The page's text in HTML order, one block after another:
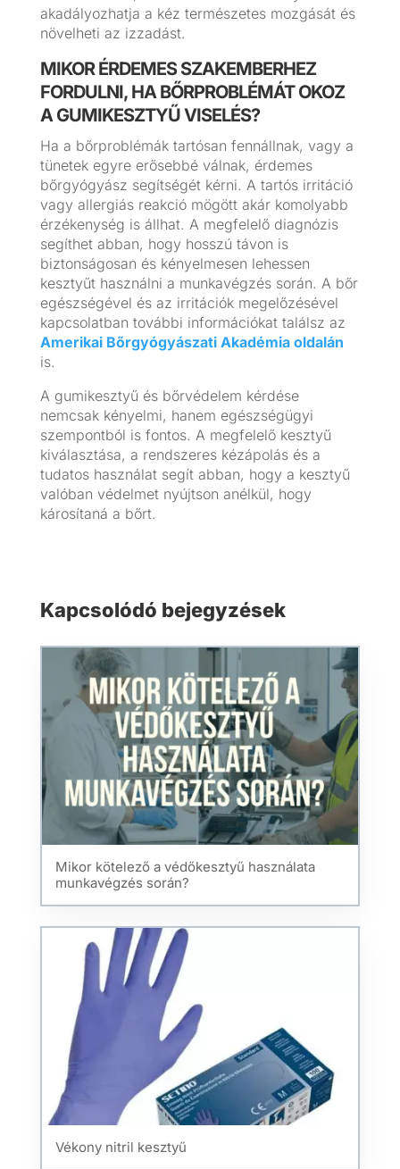
akadályozhatja a kéz természetes mozgását és
növelheti az izzadást.
MIKOR ÉRDEMES SZAKEMBERHEZ
FORDULNI, HA BŐRPROBLÉMÁT OKOZ
A GUMIKESZTYŰ VISELÉS?
Ha a bőrproblémák tartósan fennállnak, vagy a
tünetek egyre erősebbé válnak, érdemes
bőrgyógyász segítségét kérni. A tartós irritáció
vagy allergiás reakció mögött akár komolyabb
érzékenység is állhat. A megfelelő diagnózis
segíthet abban, hogy hosszú távon is
biztonságosan és kényelmesen lehessen
kesztyűt használni a munkavégzés során. A bőr
egészségével és az irritációk megelőzésével
kapcsolatban további információkat találsz az
Amerikai Bőrgyógyászati Akadémia oldalán
is.
A gumikesztyű és bőrvédelem kérdése
nemcsak kényelmi, hanem egészségügyi
szempontból is fontos. A megfelelő kesztyű
kiválasztása, a rendszeres kézápolás és a
tudatos használat segít abban, hogy a kesztyű
valóban védelmet nyújtson anélkül, hogy
károsítaná a bőrt.
Kapcsolódó bejegyzések
Mikor kötelező a védőkesztyű használata
munkavégzés során?
Vékony nitril kesztyű